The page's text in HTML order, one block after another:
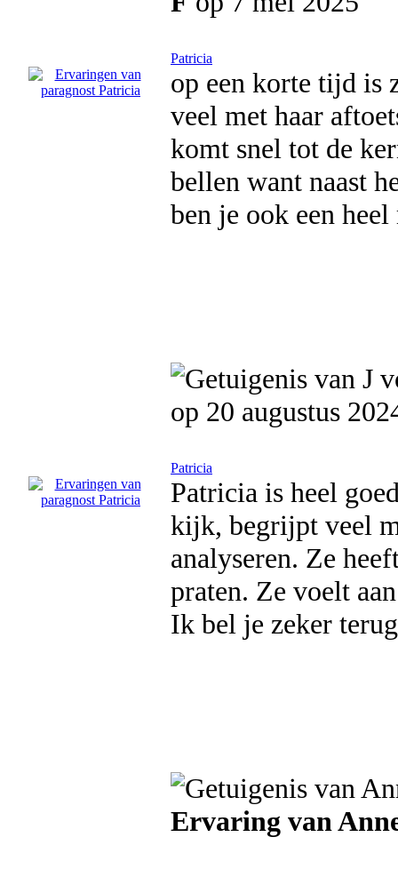
Patricia
op een korte tijd is
veel met haar
komt snel tot de
bellen want naast
ben je ook een
op 20 augustus
Patricia
Patricia is heel
kijk, begrijpt veel
analyseren. Ze
praten. Ze voelt
Ik bel je zeker
Ervaring van